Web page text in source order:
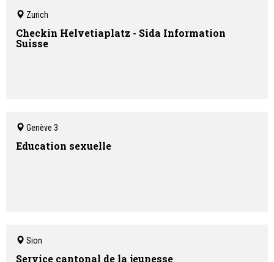
Zurich
Checkin Helvetiaplatz - Sida Information
Suisse
Genève 3
Education sexuelle
Sion
Service cantonal de la jeunesse